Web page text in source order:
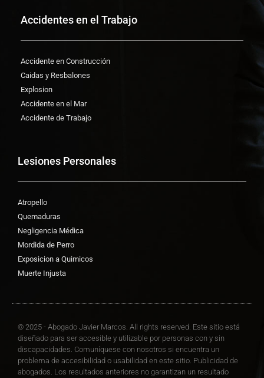
Accidentes en el Trabajo
Accidente en Construcción
Caidas y Resbalones
Explosion
Accidente en el Mar
Accidente de Trabajo
Lesiones Personales
Atropello
Quemaduras
Negligencia Médica
Mordida de Perro
Exposicion a Quimicos
Muerte Injusta
© 2025 - Abogado Javier Marcos. All rights reserved. Este sitio está
diseñado para ser accesible y utilizable por personas con y sin
discapacidades. Comuníquese con nosotros si encuentra un
problema de accesibilidad o usabilidad en este sitio. Publicidad de
abogados. Los resultados anteriores no garantizan un resultado